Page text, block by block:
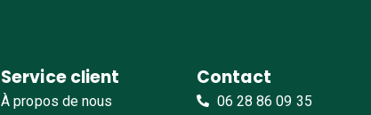
Service client
À propos de nous
Contact
06 28 86 09 35